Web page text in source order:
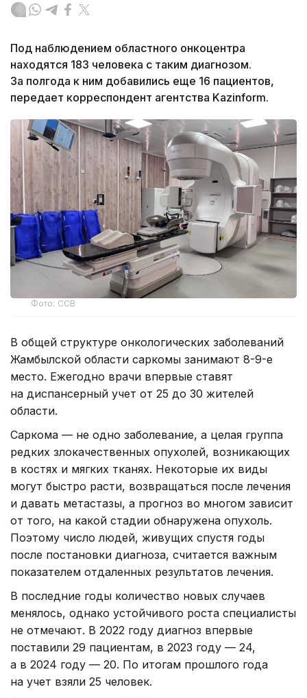
Под наблюдением областного онкоцентра
находятся 183 человека с таким диагнозом.
За полгода к ним добавились еще 16 пациентов,
передает корреспондент агентства Kazinform.
Фото: ССВ
В общей структуре онкологических заболеваний
Жамбылской области саркомы занимают 8-9-е
место. Ежегодно врачи впервые ставят
на диспансерный учет от 25 до 30 жителей
области.
Саркома — не одно заболевание, а целая группа
редких злокачественных опухолей, возникающих
в костях и мягких тканях. Некоторые их виды
могут быстро расти, возвращаться после лечения
и давать метастазы, а прогноз во многом зависит
от того, на какой стадии обнаружена опухоль.
Поэтому число людей, живущих спустя годы
после постановки диагноза, считается важным
показателем отдаленных результатов лечения.
В последние годы количество новых случаев
менялось, однако устойчивого роста специалисты
не отмечают. В 2022 году диагноз впервые
поставили 29 пациентам, в 2023 году — 24,
а в 2024 году — 20. По итогам прошлого года
на учет взяли 25 человек.